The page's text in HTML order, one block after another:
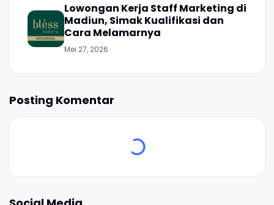
Lowongan Kerja Staff Marketing di
Madiun, Simak Kualifikasi dan
Cara Melamarnya
Mei 27, 2026
Posting Komentar